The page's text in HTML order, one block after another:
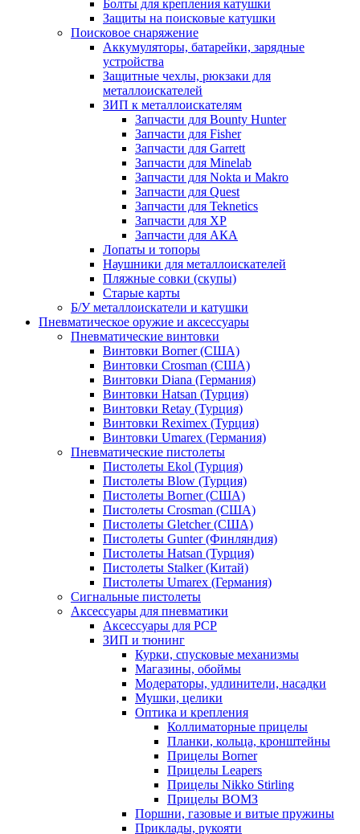
Болты для крепления катушки
Защиты на поисковые катушки
Поисковое снаряжение
Аккумуляторы, батарейки, зарядные
устройства
Защитные чехлы, рюкзаки для
металлоискателей
ЗИП к металлоискателям
Запчасти для Bounty Hunter
Запчасти для Fisher
Запчасти для Garrett
Запчасти для Minelab
Запчасти для Nokta и Makro
Запчасти для Quest
Запчасти для Teknetics
Запчасти для XP
Запчасти для АКА
Лопаты и топоры
Наушники для металлоискателей
Пляжные совки (скупы)
Старые карты
Б/У металлоискатели и катушки
Пневматическое оружие и аксессуары
Пневматические винтовки
Винтовки Borner (США)
Винтовки Crosman (США)
Винтовки Diana (Германия)
Винтовки Hatsan (Турция)
Винтовки Retay (Турция)
Винтовки Reximex (Турция)
Винтовки Umarex (Германия)
Пневматические пистолеты
Пистолеты Ekol (Турция)
Пистолеты Blow (Турция)
Пистолеты Borner (США)
Пистолеты Crosman (США)
Пистолеты Gletcher (США)
Пистолеты Gunter (Финляндия)
Пистолеты Hatsan (Турция)
Пистолеты Stalker (Китай)
Пистолеты Umarex (Германия)
Сигнальные пистолеты
Аксессуары для пневматики
Аксессуары для PCP
ЗИП и тюнинг
Курки, спусковые механизмы
Магазины, обоймы
Модераторы, удлинители, насадки
Мушки, целики
Оптика и крепления
Коллиматорные прицелы
Планки, кольца, кронштейны
Прицелы Borner
Прицелы Leapers
Прицелы Nikko Stirling
Прицелы ВОМЗ
Поршни, газовые и витые пружины
Приклады, рукояти